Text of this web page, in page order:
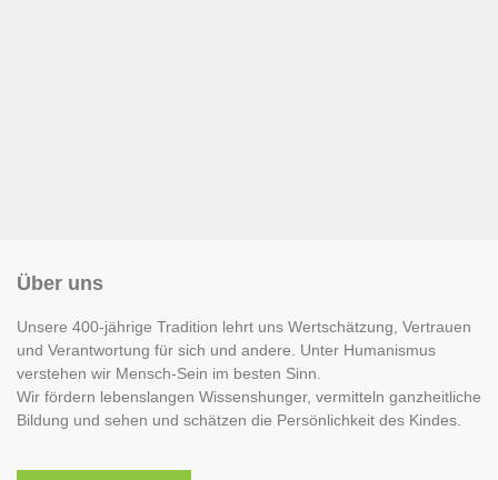
Über uns
Unsere 400-jährige Tradition lehrt uns Wertschätzung, Vertrauen
und Verantwortung für sich und andere. Unter Humanismus
verstehen wir Mensch-Sein im besten Sinn.
Wir fördern lebenslangen Wissenshunger, vermitteln ganzheitliche
Bildung und sehen und schätzen die Persönlichkeit des Kindes.